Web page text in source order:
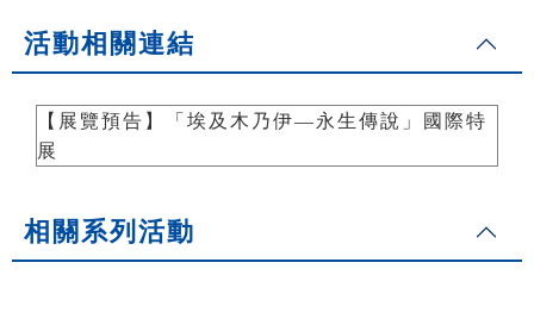
活動相關連結
【展覽預告】「埃及木乃伊—永生傳說」國際特
展
相關系列活動